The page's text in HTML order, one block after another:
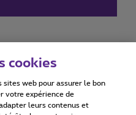
Accessibility statement
cookies
sites web pour assurer le bon
votre expérience de
leurs contenus et